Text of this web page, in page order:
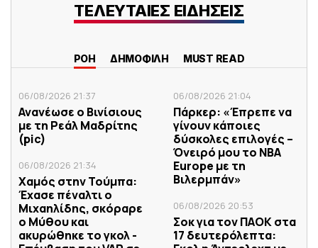
ΤΕΛΕΥΤΑΙΕΣ ΕΙΔΗΣΕΙΣ
ΡΟΗ ΔΗΜΟΦΙΛΗ MUST READ
06/08/2026 21:37
Ανανέωσε ο Βινίσιους
με τη Ρεάλ Μαδρίτης
(pic)
06/08/2026 21:34
Χαμός στην Τούμπα:
Έχασε πέναλτι ο
Μιχαηλίδης, σκόραρε
ο Μύθου και
ακυρώθηκε το γκολ -
06/08/2026 21:04
Πάρκερ: «Έπρεπε να
γίνουν κάποιες
δύσκολες επιλογές –
Όνειρό μου το NBA
Europe με τη
Βιλερμπάν»
06/08/2026 20:53
Σοκ για τον ΠΑΟΚ στα
17 δευτερόλεπτα: